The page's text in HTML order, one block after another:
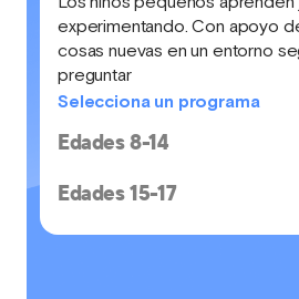
experimentando. Con apoyo
cosas nuevas en un entorno
preguntar
Selecciona un programa
Edades 8-14
Edades 15-17